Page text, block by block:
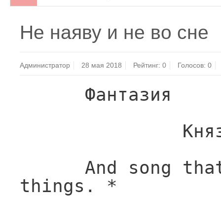
Не наяву и не во сне
Администратор 28 мая 2018 Рейтинг:0 Голосов: 0
things. *